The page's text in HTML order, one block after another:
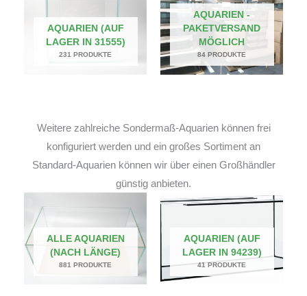
AQUARIEN (AUF
LAGER IN 31555)
231 PRODUKTE
AQUARIEN -
PAKETVERSAND
MÖGLICH
84 PRODUKTE
Weitere zahlreiche Sondermaß-Aquarien können frei
konfiguriert werden und ein großes Sortiment an
Standard-Aquarien können wir über einen Großhändler
günstig anbieten.
ALLE AQUARIEN
(NACH LÄNGE)
881 PRODUKTE
AQUARIEN (AUF
LAGER IN 94239)
41 PRODUKTE